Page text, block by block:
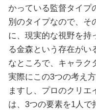
かっている監督タイプ
別のタイプなので、そ
に、現実的な視野を持
る金森という存在がい
なところで、キャラク
実際にこの3つの考え
ますし、プロのクリエ
は、3つの要素を1人で